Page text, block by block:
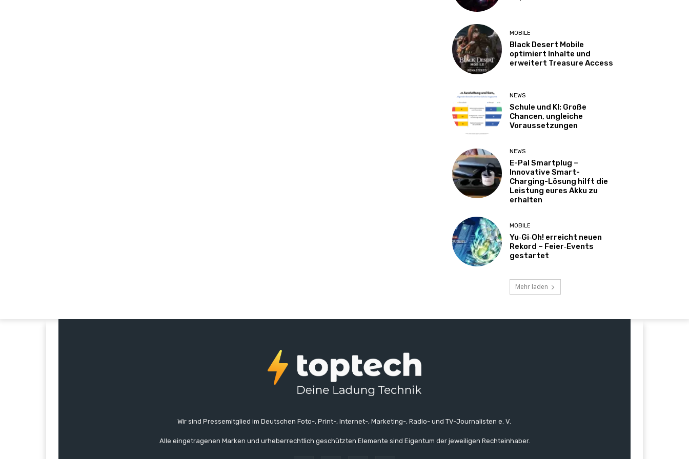
MOBILE
Black Desert Mobile
optimiert Inhalte und
erweitert Treasure Access
NEWS
Schule und KI: Große
Chancen, ungleiche
Voraussetzungen
NEWS
E-Pal Smartplug –
Innovative Smart-
Charging-Lösung hilft die
Leistung eures Akku zu
erhalten
MOBILE
Yu‑Gi‑Oh! erreicht neuen
Rekord – Feier‑Events
gestartet
Mehr laden
Wir sind Pressemitglied im Deutschen Foto-, Print-, Internet-, Marketing-, Radio- und TV-Journalisten e. V.
Alle eingetragenen Marken und urheberrechtlich geschützten Elemente sind Eigentum der jeweiligen Rechteinhaber.